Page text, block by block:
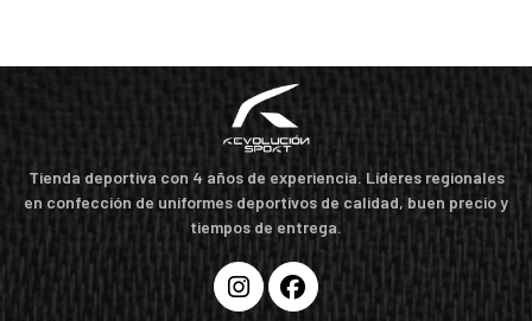
Tienda deportiva con 4 años de experiencia. Líderes regionales
en confección de uniformes deportivos de calidad, buen precio y
tiempos de entrega.